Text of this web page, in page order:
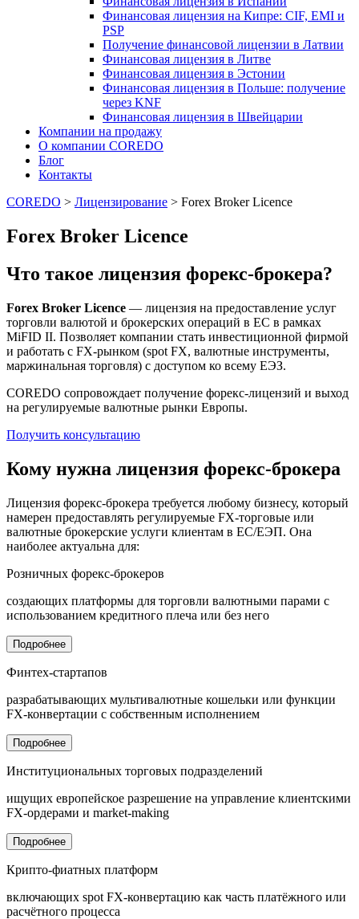
Финансовая лицензия на Кипре: CIF, EMI и
PSP
Получение финансовой лицензии в Латвии
Финансовая лицензия в Литве
Финансовая лицензия в Эстонии
Финансовая лицензия в Польше: получение
через KNF
Финансовая лицензия в Швейцарии
Компании на продажу
О компании COREDO
Блог
Контакты
COREDO > Лицензирование > Forex Broker Licence
Forex Broker Licence
Что такое лицензия форекс-брокера?
Forex Broker Licence — лицензия на предоставление услуг
торговли валютой и брокерских операций в ЕС в рамках
MiFID II. Позволяет компании стать инвестиционной фирмой
и работать с FX-рынком (spot FX, валютные инструменты,
маржинальная торговля) с доступом ко всему ЕЭЗ.
COREDO сопровождает получение форекс-лицензий и выход
на регулируемые валютные рынки Европы.
Получить консультацию
Кому нужна лицензия форекс-брокера
Лицензия форекс-брокера требуется любому бизнесу, который
намерен предоставлять регулируемые FX-торговые или
валютные брокерские услуги клиентам в ЕС/ЕЭП. Она
наиболее актуальна для:
Розничных форекс-брокеров
создающих платформы для торговли валютными парами с
использованием кредитного плеча или без него
Подробнее
Финтех-стартапов
разрабатывающих мультивалютные кошельки или функции
FX-конвертации с собственным исполнением
Подробнее
Институциональных торговых подразделений
ищущих европейское разрешение на управление клиентскими
FX-ордерами и market-making
Подробнее
Крипто-фиатных платформ
включающих spot FX-конвертацию как часть платёжного или
расчётного процесса